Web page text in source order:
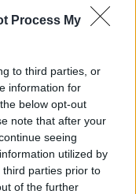
Process My
to third parties, or
information for
below opt-out
note that after your
seeing
utilized by
parties prior to
of the further